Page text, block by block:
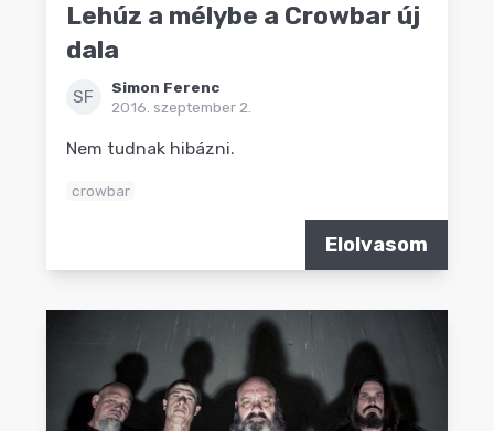
Lehúz a mélybe a Crowbar új
dala
SF
Simon Ferenc
2016. szeptember 2.
Nem tudnak hibázni.
crowbar
Elolvasom